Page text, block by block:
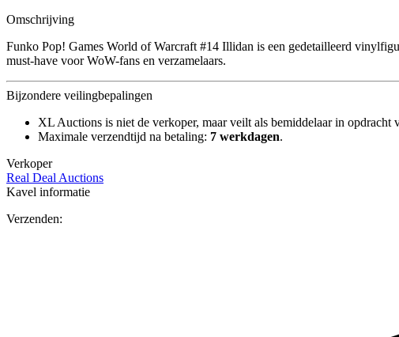
Omschrijving
Funko Pop! Games World of Warcraft #14 Illidan is een gedetailleerd
must-have voor WoW-fans en verzamelaars.
Bijzondere veilingbepalingen
XL Auctions is niet de verkoper, maar veilt als bemiddelaar in opdracht
Maximale verzendtijd na betaling: 7 werkdagen.
Verkoper
Real Deal Auctions
Kavel informatie
Verzenden: